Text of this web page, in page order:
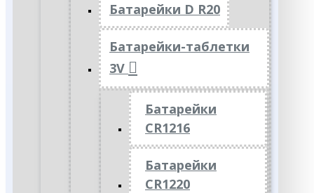
Батарейки D R20
Батарейки-таблетки
3V
Батарейки
CR1216
Батарейки
CR1220